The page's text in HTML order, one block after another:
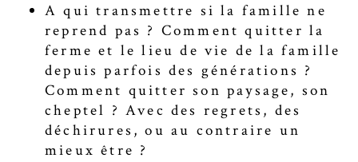
A qui transmettre si la famille ne
reprend pas ? Comment quitter la
ferme et le lieu de vie de la famille
depuis parfois des générations ?
Comment quitter son paysage, son
cheptel ? Avec des regrets, des
déchirures, ou au contraire un
mieux être ?